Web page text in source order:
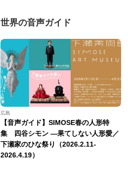
世界の音声ガイド
広島
【音声ガイド】SIMOSE春の人形特
集 四谷シモン —果てしない人形愛／
下瀬家のひな祭り（2026.2.11-
2026.4.19）